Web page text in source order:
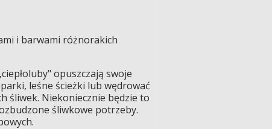
i barwami różnorakich
opuszczają swoje
leśne ścieżki lub wędrować
śliwek. Niekoniecznie będzie to
śliwkowe potrzeby.